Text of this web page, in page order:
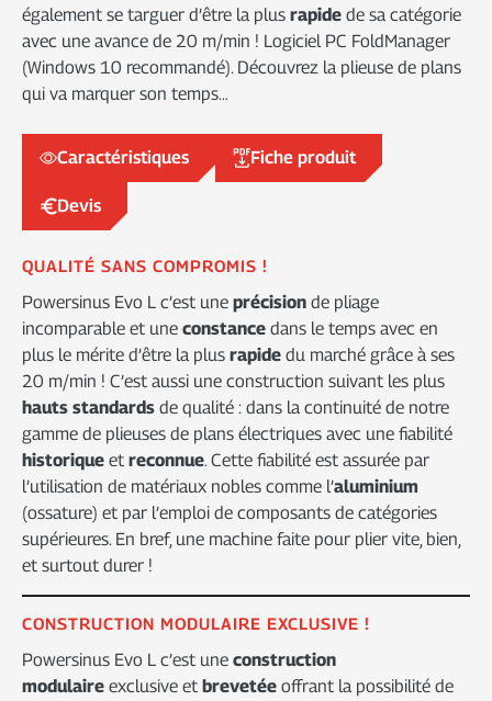
également se targuer d’être la plus rapide de sa catégorie
avec une avance de 20 m/min ! Logiciel PC FoldManager
(Windows 10 recommandé). Découvrez la plieuse de plans
qui va marquer son temps…
Caractéristiques Fiche produit
Devis
QUALITÉ SANS COMPROMIS !
Powersinus Evo L c’est une précision de pliage
incomparable et une constance dans le temps avec en
plus le mérite d’être la plus rapide du marché grâce à ses
20 m/min ! C’est aussi une construction suivant les plus
hauts standards de qualité : dans la continuité de notre
gamme de plieuses de plans électriques avec une fiabilité
historique et reconnue. Cette fiabilité est assurée par
l’utilisation de matériaux nobles comme l’aluminium
(ossature) et par l’emploi de composants de catégories
supérieures. En bref, une machine faite pour plier vite, bien,
et surtout durer !
CONSTRUCTION MODULAIRE EXCLUSIVE !
Powersinus Evo L c’est une construction
modulaire exclusive et brevetée offrant la possibilité de